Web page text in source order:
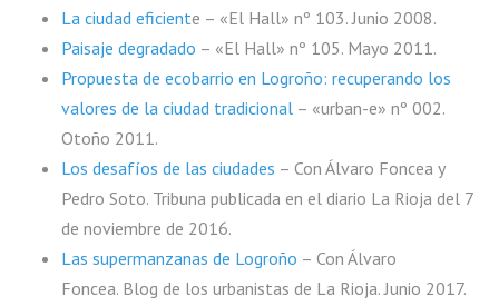
La ciudad eficiente – «El Hall» nº 103. Junio 2008.
Paisaje degradado – «El Hall» nº 105. Mayo 2011.
Propuesta de ecobarrio en Logroño: recuperando los
valores de la ciudad tradicional – «urban-e» nº 002.
Otoño 2011.
Los desafíos de las ciudades – Con Álvaro Foncea y
Pedro Soto. Tribuna publicada en el diario La Rioja del 7
de noviembre de 2016.
Las supermanzanas de Logroño – Con Álvaro
Foncea. Blog de los urbanistas de La Rioja. Junio 2017.